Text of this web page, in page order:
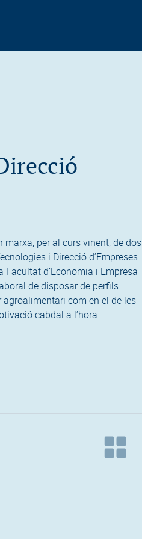
per al curs vinent, de dos
i Direcció d’Empreses
d’Economia i Empresa
de disposar de perfils
com en el de les
cabdal a l’hora